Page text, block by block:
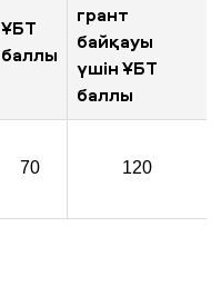
ҰБТ
баллы
грант
байқауы
үшін ҰБТ
баллы
70 120